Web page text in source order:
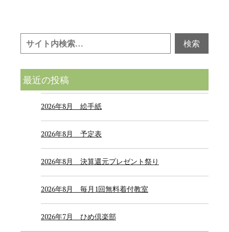
最近の投稿
2026年8月 絵手紙
2026年8月 予定表
2026年8月 決算還元プレゼント祭り
2026年8月 毎月1回無料着付教室
2026年7月 ひめ倶楽部